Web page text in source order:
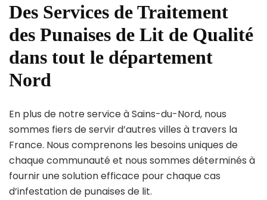
Des Services de Traitement
des Punaises de Lit de Qualité
dans tout le département
Nord
En plus de notre service à Sains-du-Nord, nous
sommes fiers de servir d’autres villes à travers la
France. Nous comprenons les besoins uniques de
chaque communauté et nous sommes déterminés à
fournir une solution efficace pour chaque cas
d’infestation de punaises de lit.